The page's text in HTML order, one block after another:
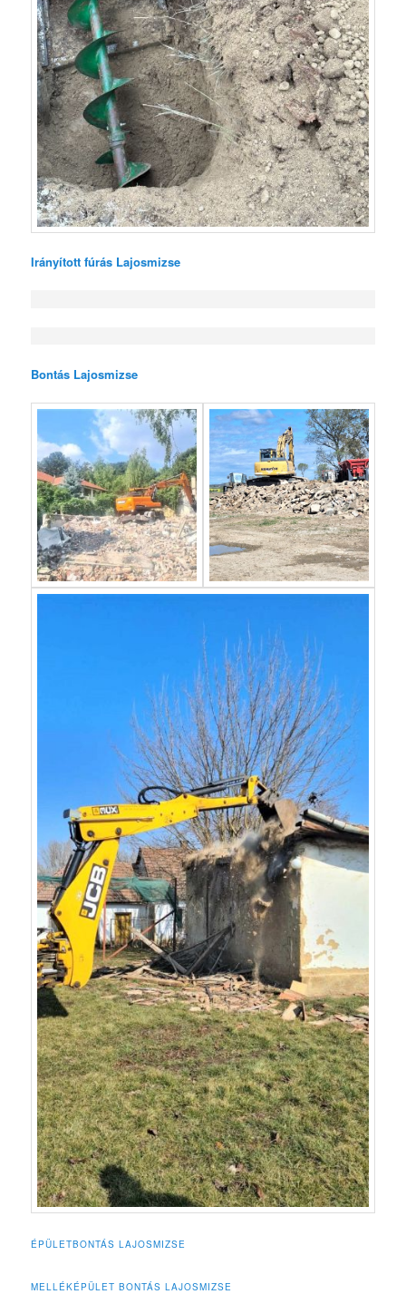
Irányított fúrás Lajosmizse
Bontás Lajosmizse
ÉPÜLETBONTÁS LAJOSMIZSE
MELLÉKÉPÜLET BONTÁS LAJOSMIZSE